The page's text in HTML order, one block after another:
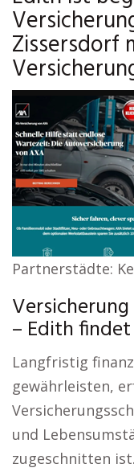
Zissersdorf
Partnerstädte:
– Edith
Langfristig
gewährleisten,
und
zugeschnitten